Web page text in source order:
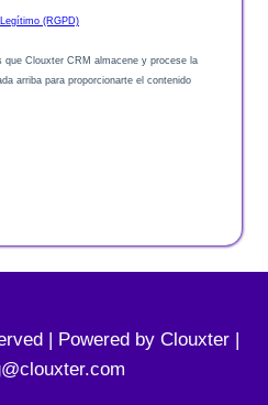
| Powered by Clouxter |